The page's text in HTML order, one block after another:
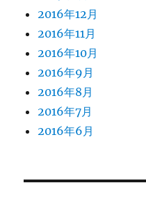
2016年12月
2016年11月
2016年10月
2016年9月
2016年8月
2016年7月
2016年6月